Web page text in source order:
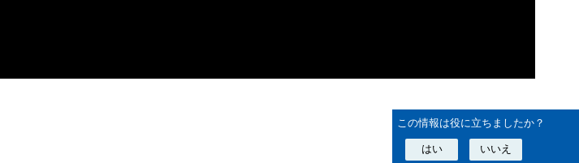
この情報は役に立ちましたか？
はい いいえ